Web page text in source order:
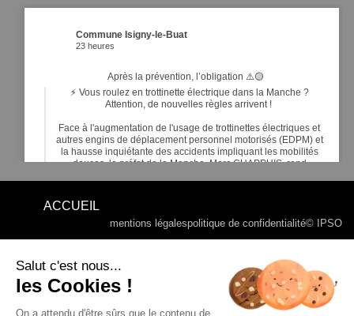
Commune Isigny-le-Buat
23 heures
Après la prévention, l’obligation ⚠️🟡
⚡ Vous roulez en trottinette électrique dans la Manche ?
Attention, de nouvelles règles arrivent !
Face à l'augmentation de l'usage de trottinettes électriques et
autres engins de déplacement personnel motorisés (EDPM) et
la hausse inquiétante des accidents impliquant les mobilités
douces, le préfet de la Manche, Marc CHAPPUIS, rend
Voir sur Facebook · Partager
16 5 1
RALLYE DE BASSE NORMANDIE 2026 - ©MOTORSERIES -
ACCUEIL
mentions légalespolitique de confidentialité© IPSO
Salut c'est nous...
les Cookies !
On a attendu d'être sûrs que le contenu de